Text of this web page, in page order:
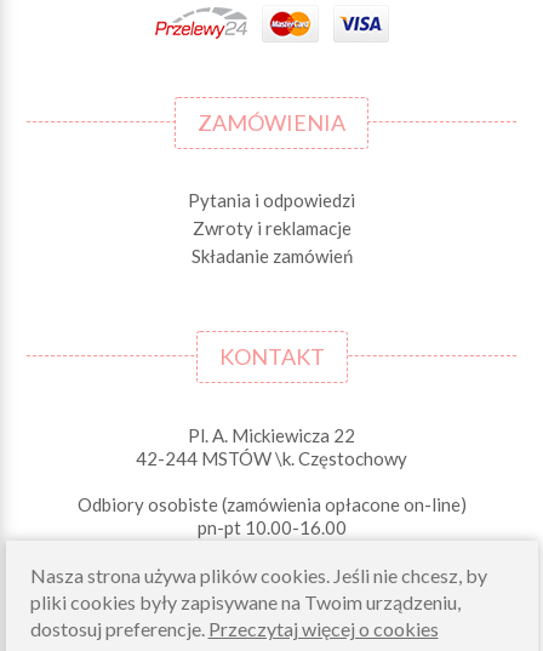
ZAMÓWIENIA
Pytania i odpowiedzi
Zwroty i reklamacje
Składanie zamówień
KONTAKT
Pl. A. Mickiewicza 22
42-244 MSTÓW \k. Częstochowy
Odbiory osobiste (zamówienia opłacone on-line)
pn-pt 10.00-16.00
+48 34 506 50 60
+48 34 506 50 70
Nasza strona używa plików cookies. Jeśli nie chcesz, by
pliki cookies były zapisywane na Twoim urządzeniu,
dostosuj preferencje. Przeczytaj więcej o cookies